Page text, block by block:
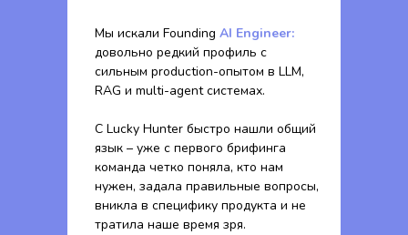
Мы искали Founding AI Engineer:
довольно редкий профиль с
сильным production-опытом в LLM,
RAG и multi-agent системах.
С Lucky Hunter быстро нашли общий
язык – уже с первого брифинга
команда четко поняла, кто нам
нужен, задала правильные вопросы,
вникла в специфику продукта и не
тратила наше время зря.